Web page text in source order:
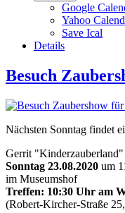
Google
Yahoo
Save Ical
Details
Besuch
Nächsten Sonntag findet
Gerrit "Kinderzauberland"
Sonntag 23.08.2020 um
im Museumshof
Treffen: 10:30 Uhr am
(Robert-Kircher-Straße